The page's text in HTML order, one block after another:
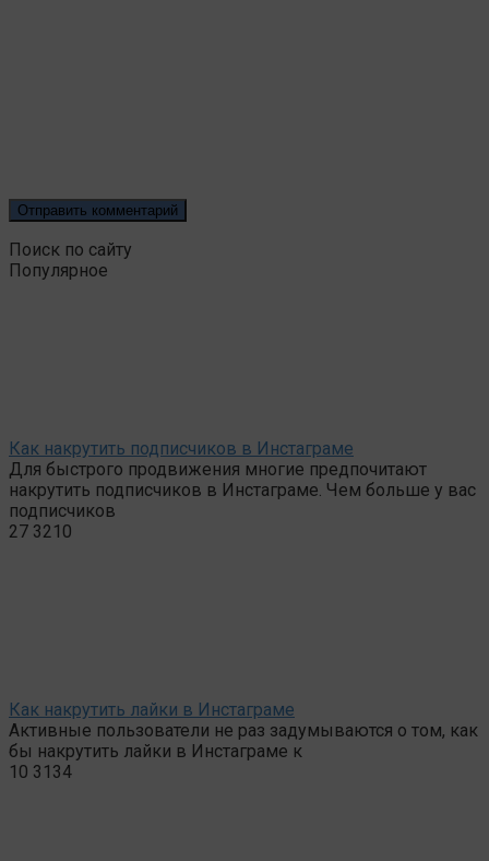
Поиск по сайту
Популярное
Как накрутить подписчиков в Инстаграме
Для быстрого продвижения многие предпочитают
накрутить подписчиков в Инстаграме. Чем больше у вас
подписчиков
27 3210
Как накрутить лайки в Инстаграме
Активные пользователи не раз задумываются о том, как
бы накрутить лайки в Инстаграме к
10 3134